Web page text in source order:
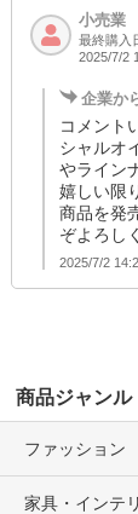
小売業
最終購入
2025/7/2
企業か
コメント
シャルオ
やライン
嬉しい限
商品を発
ぞよろし
2025/7/2
商品ジャンル
ファッション
家具・インテ